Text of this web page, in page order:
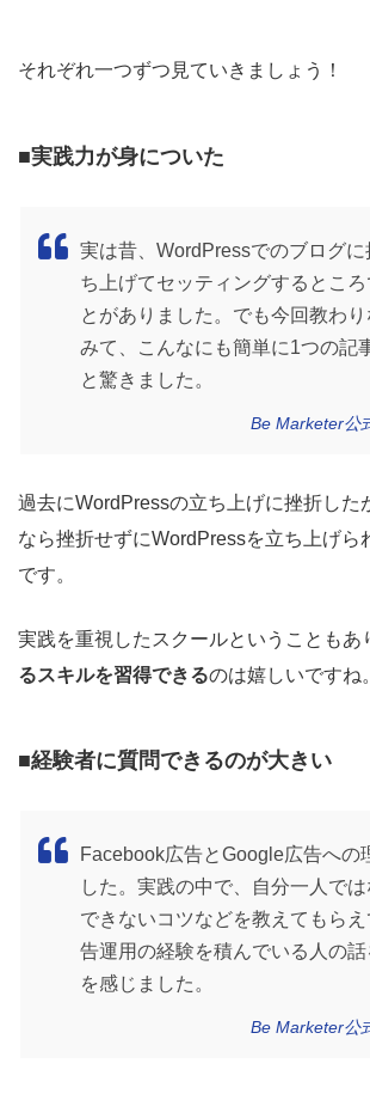
それぞれ一つずつ見ていきましょう！
■実践力が身についた
実は昔、WordPressでのブログ
ち上げてセッティングするところ
とがありました。でも今回教わ
みて、こんなにも簡単に1つの記
と驚きました。
Be Marketer公
過去にWordPressの立ち上げに挫折した
なら挫折せずにWordPressを立ち上げら
です。
実践を重視したスクールということもあ
るスキルを習得できるのは嬉しいですね。
■経験者に質問できるのが大きい
Facebook広告とGoogle広告への
した。実践の中で、自分一人で
できないコツなどを教えてもら
告運用の経験を積んでいる人の話
を感じました。
Be Marketer公